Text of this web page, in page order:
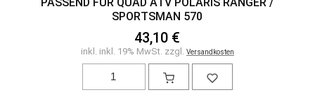
SPORTSMAN 570
43,10 €
inkl. inkl. 19% MwSt. zzgl. Versandkosten